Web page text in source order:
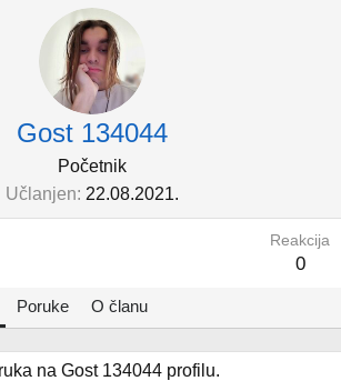
Gost 134044
Početnik
Učlanjen 22.08.2021.
Reakcija
0
Poruke O članu
na Gost 134044 profilu.